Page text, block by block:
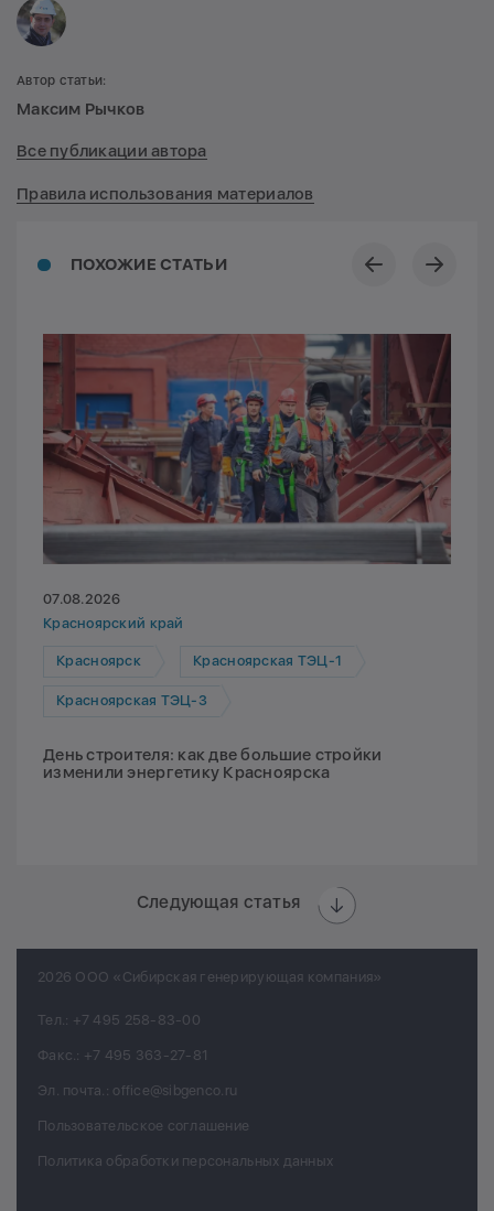
ПОХОЖИЕ СТАТЬИ
07.08.2026
Красноярский край
Красноярск Красноярская ТЭЦ-1
Красноярская ТЭЦ-3
День строителя: как две большие стройки
изменили энергетику Красноярска
Следующая статья
Автор статьи:
Максим Рычков
Все публикации автора
Правила использования материалов
2026 ООО «Сибирская генерирующая компания»
Тел.: +7 495 258-83-00
Факс.: +7 495 363-27-81
Эл. почта.: office@sibgenco.ru
Пользовательское соглашение
Политика обработки персональных данных